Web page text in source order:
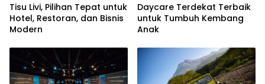
Tisu Livi, Pilihan Tepat untuk
Hotel, Restoran, dan Bisnis
Modern
Daycare Terdekat Terbaik
untuk Tumbuh Kembang
Anak